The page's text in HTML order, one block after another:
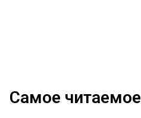
Самое читаемое